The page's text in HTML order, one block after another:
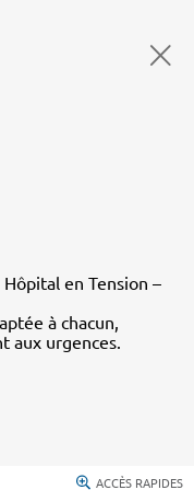
en Tension –
à chacun,
aux urgences.
ACCÈS RAPIDES